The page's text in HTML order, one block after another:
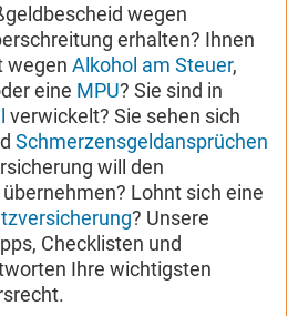
wegen
erhalten? Ihnen
wegen Alkohol am Steuer,
eine MPU? Sie sind in
verwickelt? Sie sehen sich
Schmerzensgeldansprüchen
will den
Lohnt sich eine
? Unsere
Checklisten und
Ihre wichtigsten